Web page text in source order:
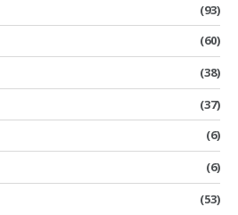
(93)
(60)
(38)
(37)
(6)
(6)
(53)